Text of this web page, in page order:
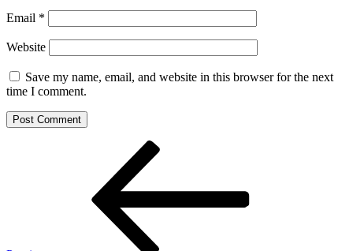
Email *
Website
Save my name, email, and website in this browser for the next
time I comment.